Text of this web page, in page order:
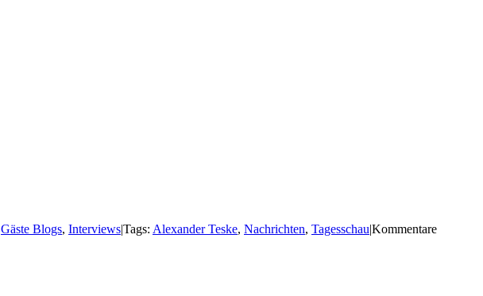
Gäste Blogs, Interviews|Tags: Alexander Teske, Nachrichten, Tagesschau|Kommentare